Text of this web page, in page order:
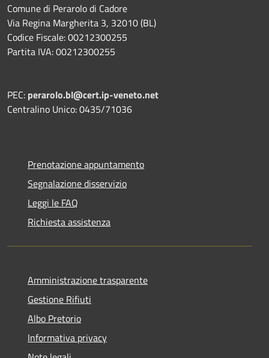
Comune di Perarolo di Cadore
Via Regina Margherita 3, 32010 (BL)
Codice Fiscale: 00212300255
Partita IVA: 00212300255
PEC: perarolo.bl@cert.ip-veneto.net
Centralino Unico: 0435/71036
Prenotazione appuntamento
Segnalazione disservizio
Leggi le FAQ
Richiesta assistenza
Amministrazione trasparente
Gestione Rifiuti
Albo Pretorio
Informativa privacy